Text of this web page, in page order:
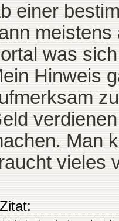
einer
meistens
was
Hinweis
Man
vieles
Zitat: